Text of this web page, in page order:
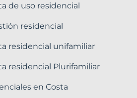
de uso residencial
residencial
residencial unifamiliar
residencial Plurifamiliar
en Costa